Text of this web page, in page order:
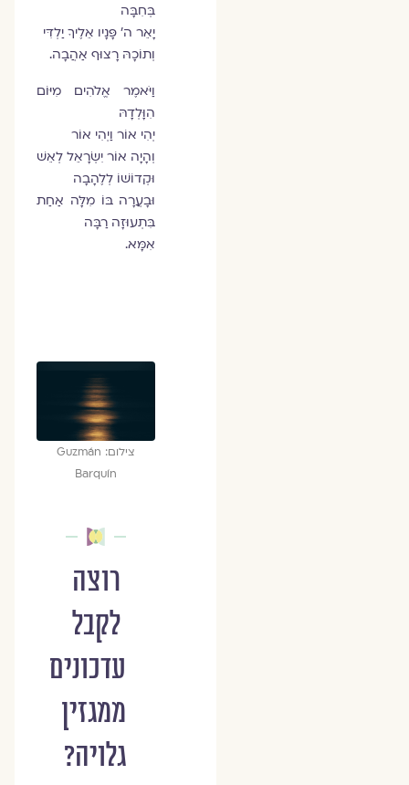
בְּחִבָּה
יָאֵר ה' פָּנָיו אֵלֶיךָ יַלְדִּי
וְתוֹכָהּ רָצוּף אַהֲבָה.
וַיֹּאמֶר אֱלֹהִים מִיּוֹם
הִוָּלְדָהּ
יְהִי אוֹר וַיְהִי אוֹר
וְהָיָה אוֹר יִשְׂרָאֵל לְאֵשׁ
וּקְדוֹשׁוֹ לְלֶהָבָה
וּבָעֲרָה בּוֹ מִלָּה אַחַת
בִּתְעוּזָה רַבָּה
אִמָּא.
צילום: Guzmán
Barquín
רוצה
לקבל
עדכונים
ממגזין
גלויה?